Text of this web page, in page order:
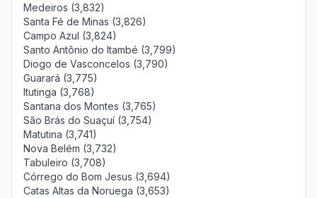
Medeiros (3,832)
Santa Fé de Minas (3,826)
Campo Azul (3,824)
Santo Antônio do Itambé (3,799)
Diogo de Vasconcelos (3,790)
Guarará (3,775)
Itutinga (3,768)
Santana dos Montes (3,765)
São Brás do Suaçuí (3,754)
Matutina (3,741)
Nova Belém (3,732)
Tabuleiro (3,708)
Córrego do Bom Jesus (3,694)
Catas Altas da Noruega (3,653)